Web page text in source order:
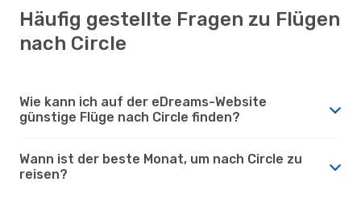
Häufig gestellte Fragen zu Flügen
nach Circle
Wie kann ich auf der eDreams-Website
günstige Flüge nach Circle finden?
Wann ist der beste Monat, um nach Circle zu
reisen?